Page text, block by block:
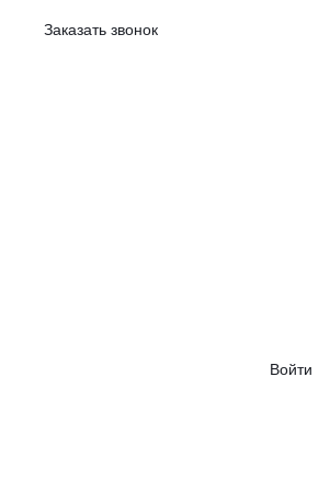
Заказать звонок
Войти